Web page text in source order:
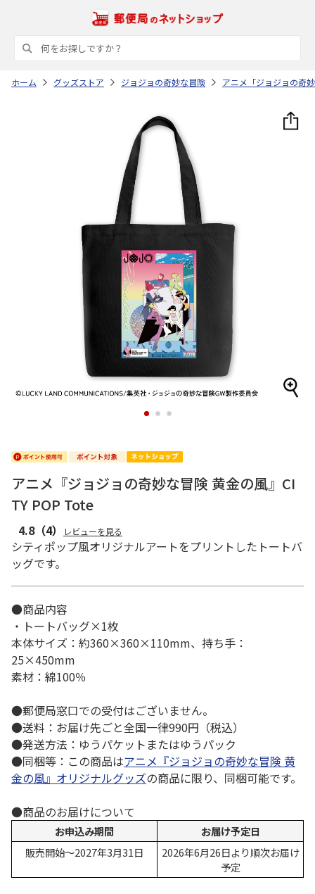
ホーム グッズストア ジョジョの奇妙な冒険 アニメ「ジョジョの奇
1 2 3
アニメ『ジョジョの奇妙な冒険 黄金の風』CI
TY POP Tote
4.8（4） レビューを見る
シティポップ風オリジナルアートをプリントしたトートバ
ッグです。
●商品内容
・トートバッグ×1枚
本体サイズ：約360×360×110mm、持ち手：
25×450mm
素材：綿100％
●郵便局窓口での受付はございません。
●送料：お届け先ごと全国一律990円（税込）
●発送方法：ゆうパケットまたはゆうパック
●同梱等：この商品はアニメ『ジョジョの奇妙な冒険 黄
金の風』オリジナルグッズの商品に限り、同梱可能です。
●商品のお届けについて
お申込み期間
お届け予定日
販売開始～2027年3月31日
2026年6月26日より順次お届け
予定